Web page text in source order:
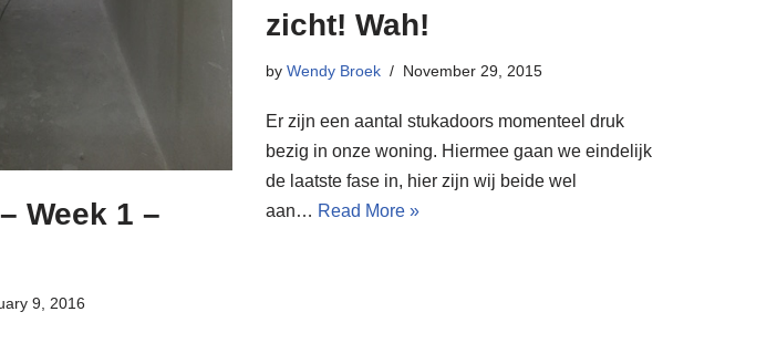
Week 1 –
9, 2016
zicht! Wah!
by Wendy Broek November 29, 2015
Er zijn een aantal stukadoors momenteel druk
bezig in onze woning. Hiermee gaan we eindelijk
de laatste fase in, hier zijn wij beide wel
aan… Read More »